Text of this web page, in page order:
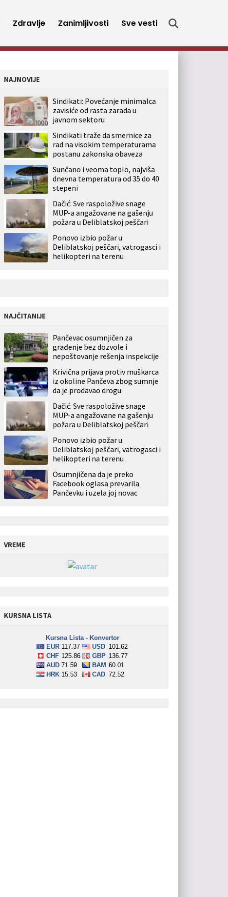
Zdravlje Zanimljivosti Sve vesti
NAJNOVIJE
Sindikati: Povećanje minimalca
zavisiće od rasta zarada u
javnom sektoru
Sindikati traže da smernice za
rad na visokim temperaturama
postanu zakonska obaveza
Sunčano i veoma toplo, najviša
dnevna temperatura od 35 do 40
stepeni
Dačić: Sve raspoložive snage
MUP-a angažovane na gašenju
požara u Deliblatskoj peščari
Ponovo izbio požar u
Deliblatskoj peščari, vatrogasci i
helikopteri na terenu
NAJČITANIJE
Pančevac osumnjičen za
građenje bez dozvole i
nepoštovanje rešenja inspekcije
Krivična prijava protiv muškarca
iz okoline Pančeva zbog sumnje
da je prodavao drogu
Dačić: Sve raspoložive snage
MUP-a angažovane na gašenju
požara u Deliblatskoj peščari
Ponovo izbio požar u
Deliblatskoj peščari, vatrogasci i
helikopteri na terenu
Osumnjičena da je preko
Facebook oglasa prevarila
Pančevku i uzela joj novac
VREME
KURSNA LISTA